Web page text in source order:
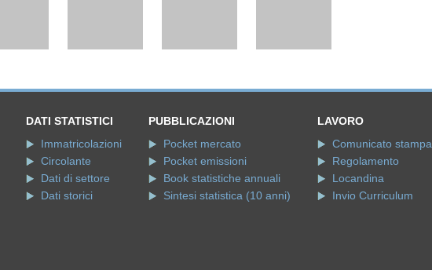
DATI STATISTICI
Immatricolazioni
Circolante
Dati di settore
Dati storici
PUBBLICAZIONI
Pocket mercato
Pocket emissioni
Book statistiche annuali
Sintesi statistica (10 anni)
LAVORO
Comunicato stampa
Regolamento
Locandina
Invio Curriculum